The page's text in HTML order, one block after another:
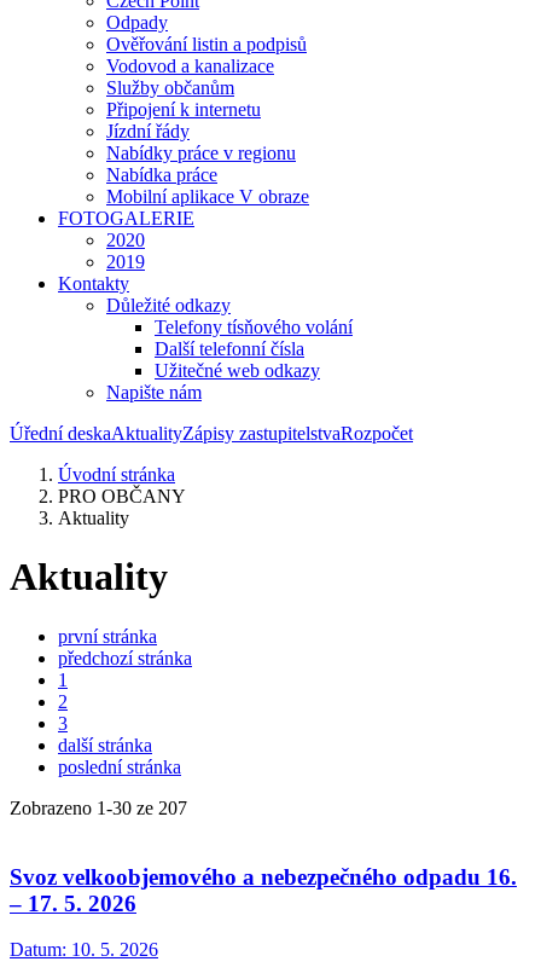
Odpady
Ověřování listin a podpisů
Vodovod a kanalizace
Služby občanům
Připojení k internetu
Jízdní řády
Nabídky práce v regionu
Nabídka práce
Mobilní aplikace V obraze
FOTOGALERIE
2020
2019
Kontakty
Důležité odkazy
Telefony tísňového volání
Další telefonní čísla
Užitečné web odkazy
Napište nám
Úřední deskaAktualityZápisy zastupitelstvaRozpočet
Úvodní stránka
PRO OBČANY
Aktuality
Aktuality
první stránka
předchozí stránka
1
2
3
další stránka
poslední stránka
Zobrazeno 1-30 ze 207
Svoz velkoobjemového a nebezpečného odpadu 16.
– 17. 5. 2026
Datum: 10. 5. 2026